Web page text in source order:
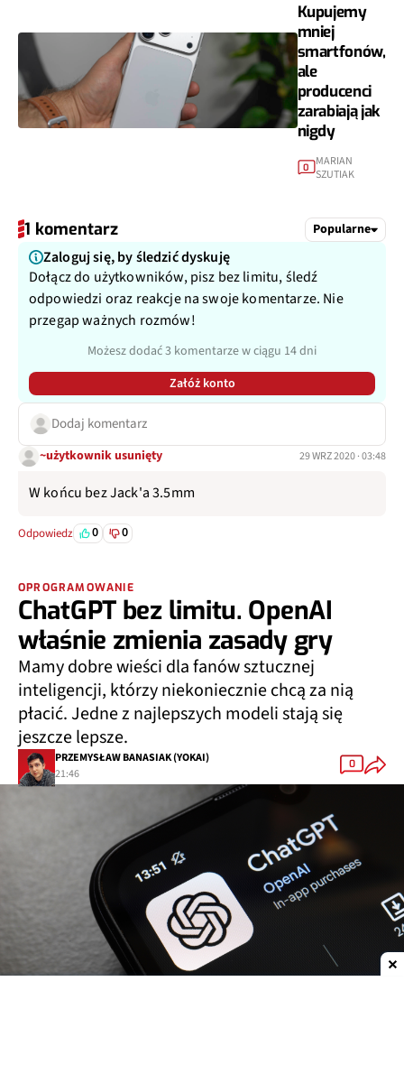
Kupujemy
mniej
smartfonów,
ale
producenci
zarabiają jak
nigdy
0 MARIAN
SZUTIAK
1 komentarz Popularne
Zaloguj się, by śledzić dyskuję
Dołącz do użytkowników, pisz bez limitu, śledź
odpowiedzi oraz reakcje na swoje komentarze. Nie
przegap ważnych rozmów!
Możesz dodać 3 komentarze w ciągu 14 dni
Załóż konto
Dodaj komentarz
~użytkownik usunięty 29 WRZ 2020 · 03:48
W końcu bez Jack'a 3.5mm
Odpowiedz 0 0
OPROGRAMOWANIE
ChatGPT bez limitu. OpenAI
właśnie zmienia zasady gry
Mamy dobre wieści dla fanów sztucznej
inteligencji, którzy niekoniecznie chcą za nią
płacić. Jedne z najlepszych modeli stają się
jeszcze lepsze.
PRZEMYSŁAW BANASIAK (YOKAI)
21:46
0